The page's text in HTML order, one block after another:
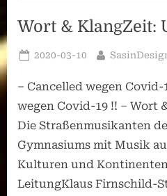
Impressionen“”
Wort & KlangZeit:
Posted
2020-03-10 By
– Cancelled wegen Covid-
wegen Covid-19 !! – Wort
Die Straßenmusikanten
Gymnasiums mit Musik
Kulturen und
LeitungKlaus Firnschild-